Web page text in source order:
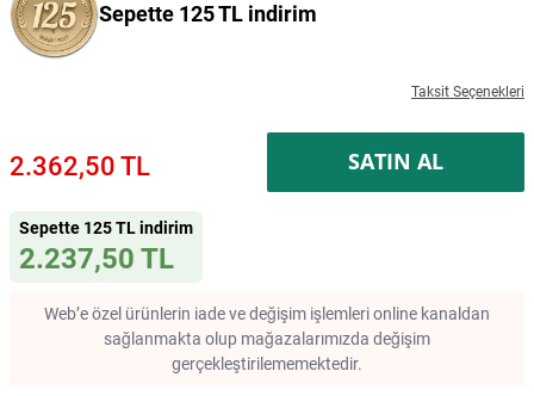
Sepette 125 TL indirim
Taksit Seçenekleri
2.362,50 TL SATIN AL
Sepette 125 TL indirim
2.237,50 TL
Web’e özel ürünlerin iade ve değişim işlemleri online kanaldan
sağlanmakta olup mağazalarımızda değişim
gerçekleştirilememektedir.